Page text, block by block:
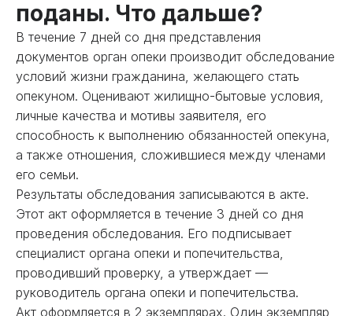
поданы. Что дальше?
В течение 7 дней со дня представления
документов орган опеки производит обследование
условий жизни гражданина, желающего стать
опекуном. Оценивают жилищно-бытовые условия,
личные качества и мотивы заявителя, его
способность к выполнению обязанностей опекуна,
а также отношения, сложившиеся между членами
его семьи.
Результаты обследования записываются в акте.
Этот акт оформляется в течение 3 дней со дня
проведения обследования. Его подписывает
специалист органа опеки и попечительства,
проводивший проверку, а утверждает —
руководитель органа опеки и попечительства.
Акт оформляется в 2 экземплярах. Один экземпляр